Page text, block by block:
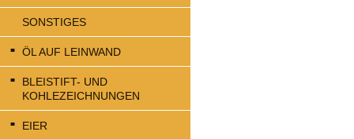
SONSTIGES
ÖL AUF LEINWAND
BLEISTIFT- UND
KOHLEZEICHNUNGEN
EIER